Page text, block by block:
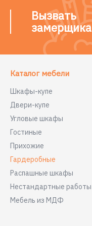
Вызвать
замерщика
Каталог мебели
Шкафы-купе
Двери-купе
Угловые шкафы
Гостиные
Прихожие
Гардеробные
Распашные шкафы
Нестандартные работы
Мебель из МДФ